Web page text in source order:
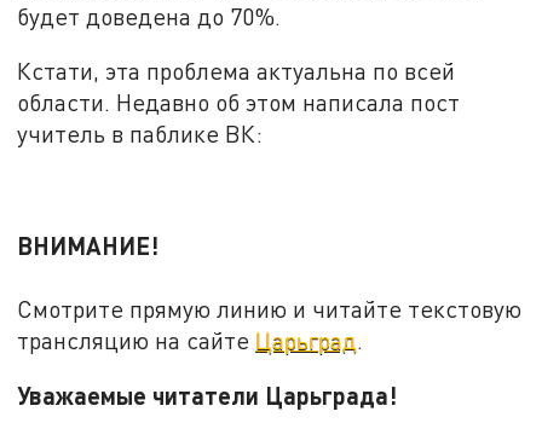
будет доведена до 70%.
Кстати, эта проблема актуальна по всей
области. Недавно об этом написала пост
учитель в паблике ВК:
ВНИМАНИЕ!
Смотрите прямую линию и читайте текстовую
трансляцию на сайте Царьград
Уважаемые читатели Царьграда!